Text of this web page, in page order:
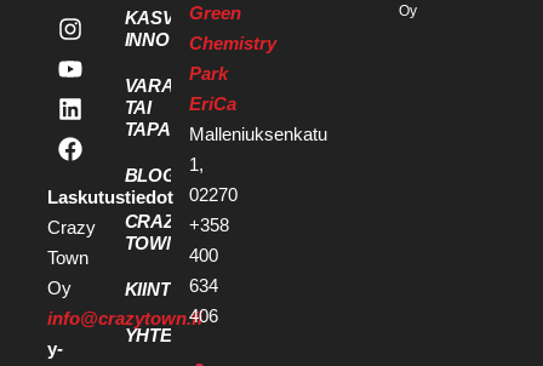
Laskutustiedot
Crazy
Town
Oy
info@crazytown.fi
y-
KASVU- JA
INNOVAATIOPALVELUT
VARAA KOKOUS
TAI
TAPAHTUMATILA
BLOGI
CRAZY
TOWN
KIINTEISTÖKEHITTÄJILLE
YHTEYSTIEDOT
Green
Chemistry
Park
EriCa
Malleniuksenkatu
1,
02270
+358
400
634
406
Oy